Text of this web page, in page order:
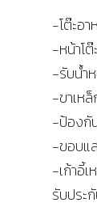
-โต๊ะอ
-หน้าโ
-รับน้ำ
-ขาเห
-ป้องกั
-ขอบแ
-เก้าอี้เ
รับประ